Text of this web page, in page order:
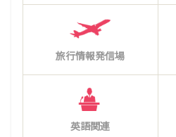
旅行情報発信場
英語関連